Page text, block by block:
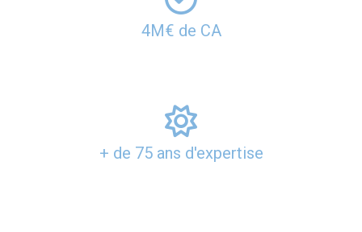
4M€ de CA
+ de 75 ans d'expertise